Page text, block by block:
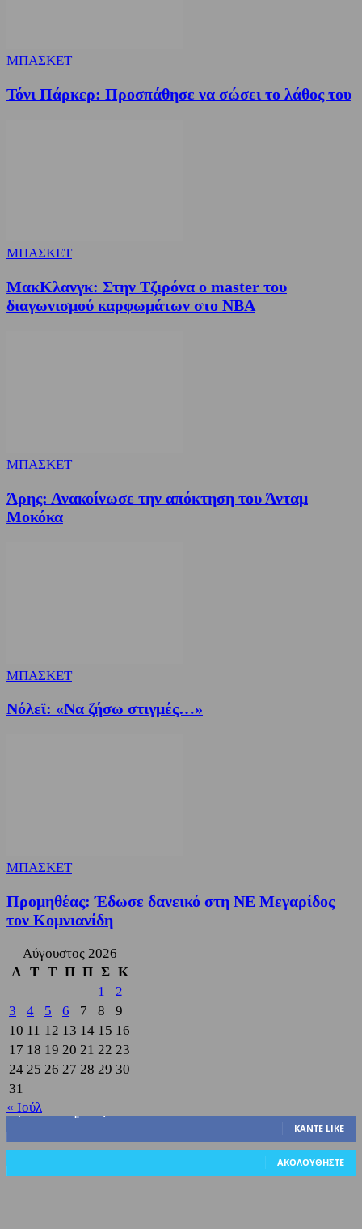
ΜΠΑΣΚΕΤ
Τόνι Πάρκερ: Προσπάθησε να σώσει το λάθος του
ΜΠΑΣΚΕΤ
ΜακΚλανγκ: Στην Τζιρόνα ο master του
διαγωνισμού καρφωμάτων στο ΝΒΑ
ΜΠΑΣΚΕΤ
Άρης: Ανακοίνωσε την απόκτηση του Άνταμ
Μοκόκα
ΜΠΑΣΚΕΤ
Nόλεϊ: «Να ζήσω στιγμές…»
ΜΠΑΣΚΕΤ
Προμηθέας: Έδωσε δανεικό στη ΝΕ Μεγαρίδος
τον Κομνιανίδη
Αύγουστος 2026
Δ
Τ Τ Π Π Σ Κ
1
2
3
4 5 6 7 8
9
10 11 12 13 14 15 16
17 18 19 20 21 22 23
24 25 26 27 28 29 30
31
« Ιούλ
3,822
ΚΆΝΤΕ LIKE
ΑΚΟΛΟΥΘΉΣΤΕ